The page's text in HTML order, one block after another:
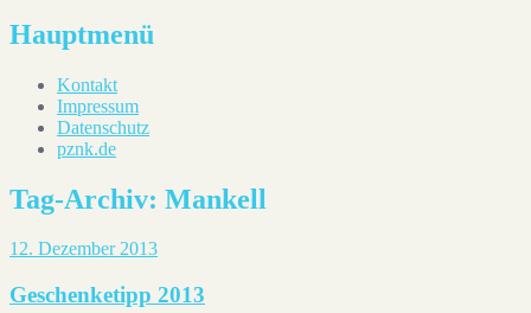
Hauptmenü
Kontakt
Impressum
Datenschutz
pznk.de
Tag-Archiv: Mankell
12. Dezember 2013
Geschenketipp 2013